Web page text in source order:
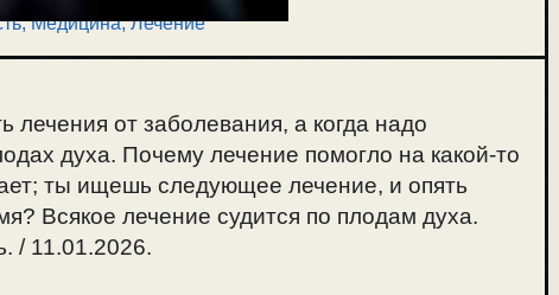
,Медицина, Лечение
лечения от заболевания, а когда надо
духа. Почему лечение помогло на какой-то
ты ищешь следующее лечение, и опять
Всякое лечение судится по плодам духа.
/ 11.01.2026.